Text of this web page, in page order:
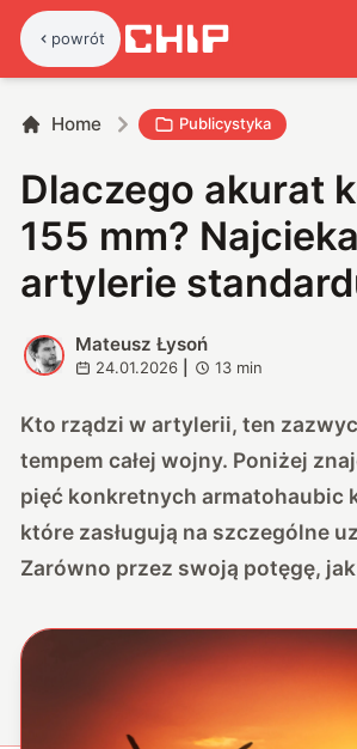
powrót
Home Publicystyka
Dlaczego akurat
155 mm?
artylerie
M
Mateusz Łysoń
24.01.2026 13 min
Kto rządzi w artylerii, ten
tempem całej wojny. Poniżej
pięć konkretnych armatohaubic
które zasługują na szczególne
Zarówno przez swoją potęgę,